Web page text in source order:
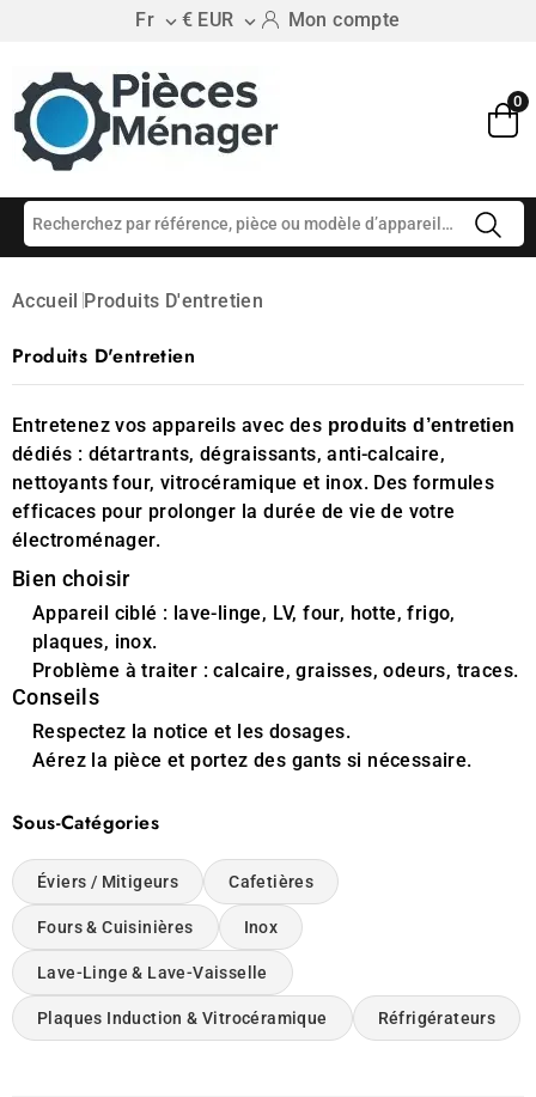
Fr  € EUR  Mon compte
0
Accueil Produits D'entretien
Produits D'entretien
Entretenez vos appareils avec des produits d’entretien
dédiés : détartrants, dégraissants, anti-calcaire,
nettoyants four, vitrocéramique et inox. Des formules
efficaces pour prolonger la durée de vie de votre
électroménager.
Bien choisir
Appareil ciblé : lave-linge, LV, four, hotte, frigo,
plaques, inox.
Problème à traiter : calcaire, graisses, odeurs, traces.
Conseils
Respectez la notice et les dosages.
Aérez la pièce et portez des gants si nécessaire.
Sous-Catégories
Éviers / Mitigeurs Cafetières
Fours & Cuisinières Inox
Lave-Linge & Lave-Vaisselle
Plaques Induction & Vitrocéramique Réfrigérateurs